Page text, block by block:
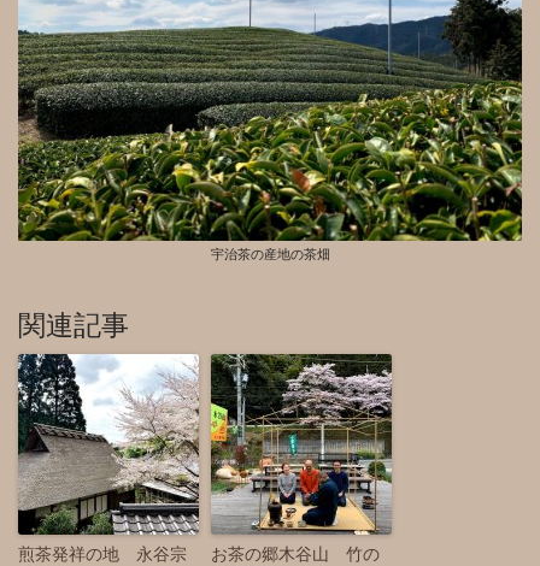
宇治茶の産地の茶畑
関連記事
煎茶発祥の地 永谷宗
お茶の郷木谷山 竹の